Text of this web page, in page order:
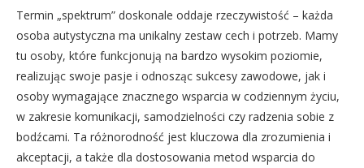
Termin „spektrum” doskonale oddaje rzeczywistość – każda
osoba autystyczna ma unikalny zestaw cech i potrzeb. Mamy
tu osoby, które funkcjonują na bardzo wysokim poziomie,
realizując swoje pasje i odnosząc sukcesy zawodowe, jak i
osoby wymagające znacznego wsparcia w codziennym życiu,
w zakresie komunikacji, samodzielności czy radzenia sobie z
bodźcami. Ta różnorodność jest kluczowa dla zrozumienia i
akceptacji, a także dla dostosowania metod wsparcia do